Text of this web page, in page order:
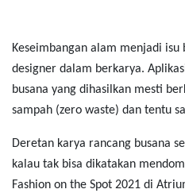
Keseimbangan alam menjadi
designer dalam berkarya.
busana yang dihasilkan mesti
sampah (zero waste) dan tentu
Deretan karya rancang busana
kalau tak bisa dikatakan
Fashion on the Spot 2021 di